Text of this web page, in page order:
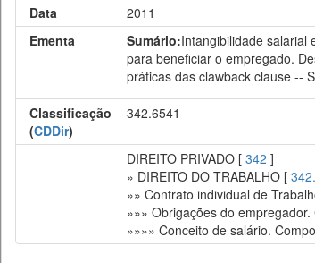
Data
2011
Ementa
Sumário:Intangibilidade salarial
para beneficiar o empregado.
práticas das clawback clause --
Classificação
(CDDir)
342.6541
DIREITO PRIVADO [ 342 ]
» DIREITO DO TRABALHO [
»» Contrato individual de
»»» Obrigações do
»»»» Conceito de salário.